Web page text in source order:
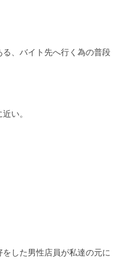
、バイト先へ行く為の普段
い。
した男性店員が私達の元に